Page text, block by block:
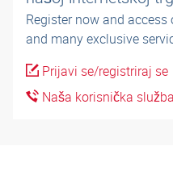
Register now and
and many exclusive
Prijavi se/registriraj se
Naša korisnička